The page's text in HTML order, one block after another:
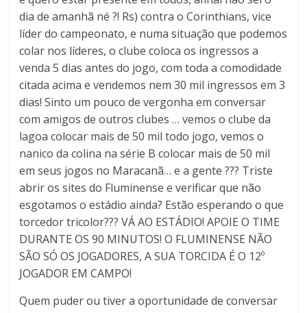
dia de amanhã né ?! Rs) contra o Corinthians, vice
líder do campeonato, e numa situação que podemos
colar nos líderes, o clube coloca os ingressos a
venda 5 dias antes do jogo, com toda a comodidade
citada acima e vendemos nem 30 mil ingressos em 3
dias! Sinto um pouco de vergonha em conversar
com amigos de outros clubes … vemos o clube da
lagoa colocar mais de 50 mil todo jogo, vemos o
nanico da colina na série B colocar mais de 50 mil
em seus jogos no Maracanã… e a gente ??? Triste
abrir os sites do Fluminense e verificar que não
esgotamos o estádio ainda? Estão esperando o que
torcedor tricolor??? VÁ AO ESTÁDIO! APOIE O TIME
DURANTE OS 90 MINUTOS! O FLUMINENSE NÃO
SÃO SÓ OS JOGADORES, A SUA TORCIDA É O 12º
JOGADOR EM CAMPO!
Quem puder ou tiver a oportunidade de conversar